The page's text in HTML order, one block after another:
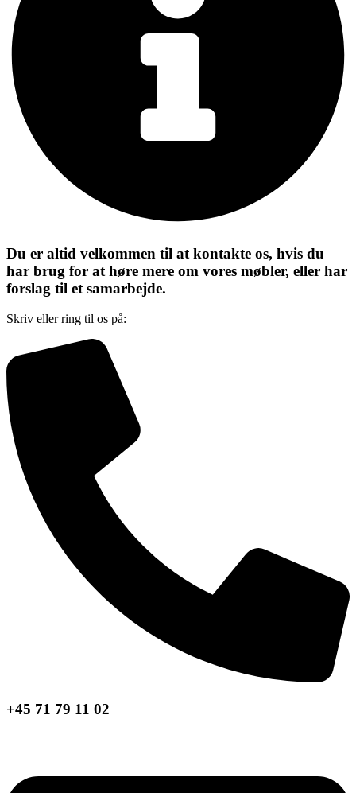
Du er altid velkommen til at kontakte os, hvis du
har brug for at høre mere om vores møbler, eller har
forslag til et samarbejde.
Skriv eller ring til os på:
+45 71 79 11 02